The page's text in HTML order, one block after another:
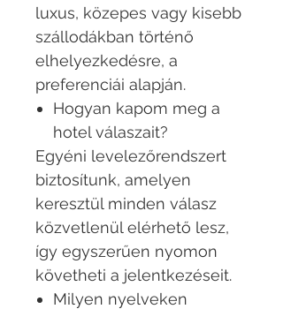
luxus, közepes vagy kisebb
szállodákban történő
elhelyezkedésre, a
preferenciái alapján.
Hogyan kapom meg a
hotel válaszait?
Egyéni levelezőrendszert
biztosítunk, amelyen
keresztül minden válasz
közvetlenül elérhető lesz,
így egyszerűen nyomon
követheti a jelentkezéseit.
Milyen nyelveken